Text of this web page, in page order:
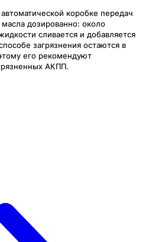
коробке передач
дозированно: около
сливается и добавляется
загрязнения остаются в
его рекомендуют
АКПП.